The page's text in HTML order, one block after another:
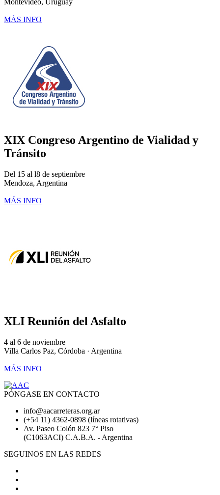
Montevideo, Uruguay
MÁS INFO
XIX Congreso Argentino de Vialidad y
Tránsito
Del 15 al l8 de septiembre
Mendoza, Argentina
MÁS INFO
XLI Reunión del Asfalto
4 al 6 de noviembre
Villa Carlos Paz, Córdoba · Argentina
MÁS INFO
PÓNGASE EN CONTACTO
info@aacarreteras.org.ar
(+54 11) 4362-0898 (líneas rotativas)
Av. Paseo Colón 823 7° Piso
(C1063ACI) C.A.B.A. - Argentina
SEGUINOS EN LAS REDES